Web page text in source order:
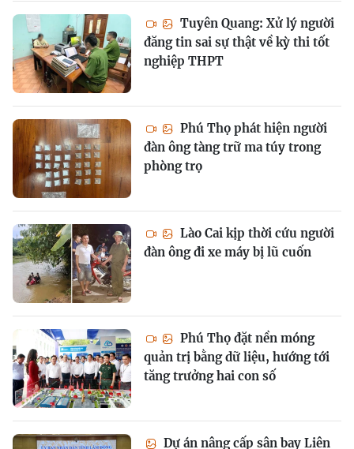
Tuyên Quang: Xử lý người
đăng tin sai sự thật về kỳ thi tốt
nghiệp THPT
Phú Thọ phát hiện người
đàn ông tàng trữ ma túy trong
phòng trọ
Lào Cai kịp thời cứu người
đàn ông đi xe máy bị lũ cuốn
Phú Thọ đặt nền móng
quản trị bằng dữ liệu, hướng tới
tăng trưởng hai con số
Dự án nâng cấp sân bay Liên